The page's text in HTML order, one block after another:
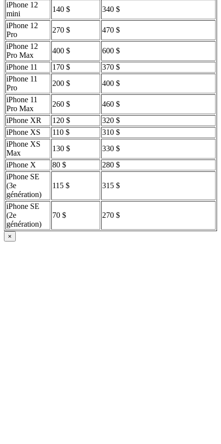
iPhone 12
mini
140 $
340 $
iPhone 12
Pro
270 $
470 $
iPhone 12
Pro Max
400 $
600 $
iPhone 11
170 $
370 $
iPhone 11
Pro
200 $
400 $
iPhone 11
Pro Max
260 $
460 $
iPhone XR
120 $
320 $
iPhone XS
110 $
310 $
iPhone XS
Max
130 $
330 $
iPhone X
80 $
280 $
iPhone SE
(3e
génération)
115 $ 315 $
iPhone SE
(2e
génération)
70 $ 270 $
×